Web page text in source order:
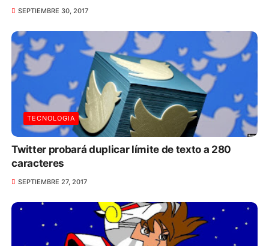
SEPTIEMBRE 30, 2017
TECNOLOGIA
Twitter probará duplicar límite de texto a 280
caracteres
SEPTIEMBRE 27, 2017